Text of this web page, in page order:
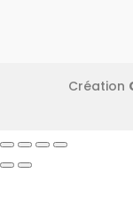
Création